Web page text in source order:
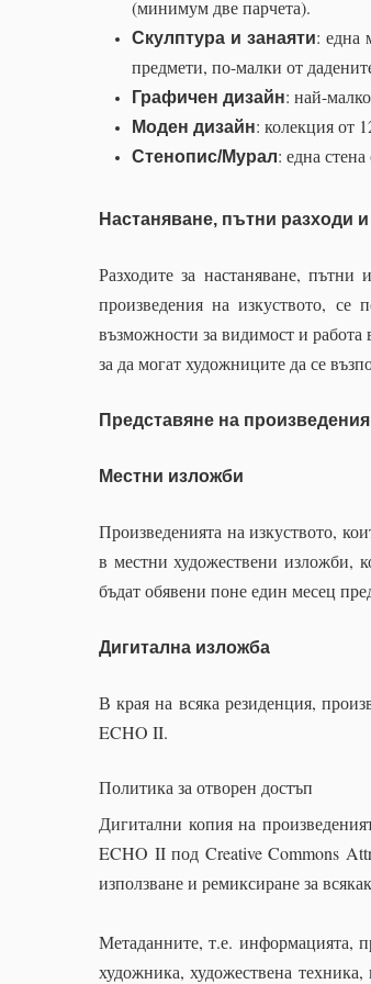
(минимум две парчета).
Скулптура и занаяти: една
предмети, по-малки от
Графичен дизайн: най-
Моден дизайн: колекция от
Стенопис/Мурал: една
Настаняване, пътни разходи
Разходите за настаняване, пътни
произведения на изкуството, се
възможности за видимост и работа
за да могат художниците да се
Представяне на
Местни изложби
Произведенията на изкуството,
в местни художествени изложби,
бъдат обявени поне един месец
Дигитална изложба
В края на всяка резиденция,
ECHO II.
Политика за отворен достъп
Дигитални копия на
ECHO II под Creative Commons
използване и ремиксиране за
Метаданните, т.е. информацията,
художника, художествена